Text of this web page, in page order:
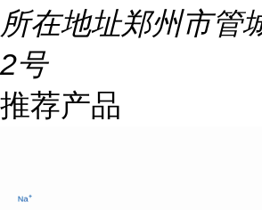
所在地址郑州市管
2号
推荐产品